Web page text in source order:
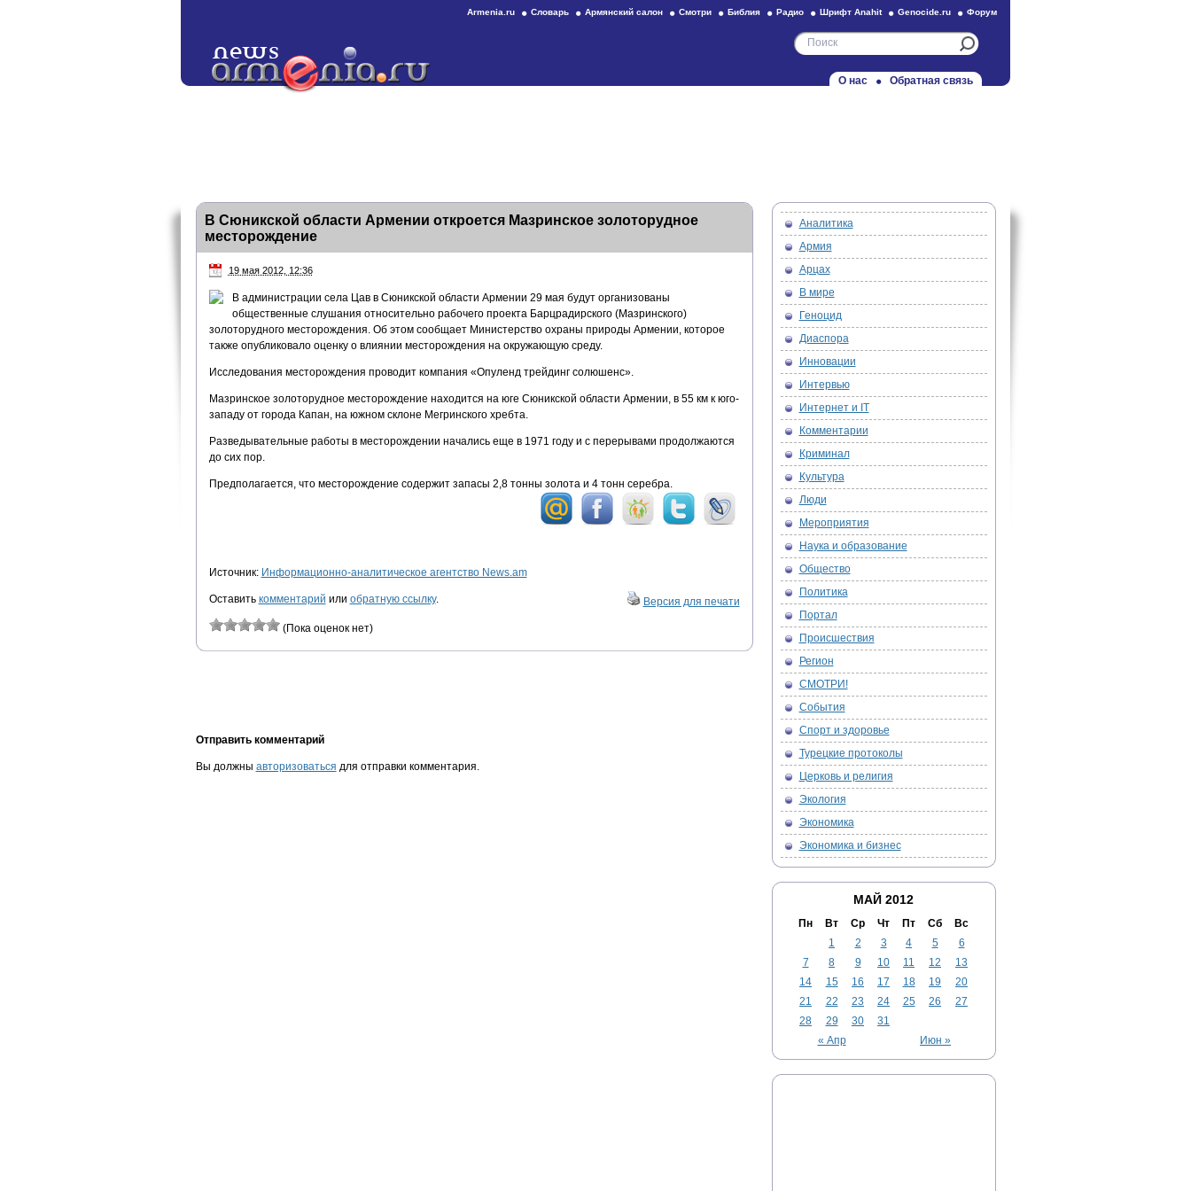
Armenia.ru Словарь Армянский салон Смотри Библия Радио Шрифт Anahit Genocide.ru Форум
О нас Обратная связь
В Сюникской области Армении откроется Мазринское золоторудное
месторождение
19 мая 2012, 12:36
В администрации села Цав в Сюникской области Армении 29 мая будут организованы
общественные слушания относительно рабочего проекта Барцрадирского (Мазринского)
золоторудного месторождения. Об этом сообщает Министерство охраны природы Армении, которое
также опубликовало оценку о влиянии месторождения на окружающую среду.
Исследования месторождения проводит компания «Опуленд трейдинг солюшенс».
Мазринское золоторудное месторождение находится на юге Сюникской области Армении, в 55 км к юго-
западу от города Капан, на южном склоне Мегринского хребта.
Разведывательные работы в месторождении начались еще в 1971 году и с перерывами продолжаются
до сих пор.
Предполагается, что месторождение содержит запасы 2,8 тонны золота и 4 тонн серебра.
Источник: Информационно-аналитическое агентство News.am
Оставить комментарий или обратную ссылку. Версия для печати
(Пока оценок нет)
Отправить комментарий
Вы должны авторизоваться для отправки комментария.
Аналитика
Армия
Арцах
В мире
Геноцид
Диаспора
Инновации
Интервью
Интернет и IT
Комментарии
Криминал
Культура
Люди
Мероприятия
Наука и образование
Общество
Политика
Портал
Происшествия
Регион
СМОТРИ!
События
Спорт и здоровье
Турецкие протоколы
Церковь и религия
Экология
Экономика
Экономика и бизнес
МАЙ 2012
Пн Вт Ср Чт Пт Сб Вс
« Апр Июн »
1 2 3 4 5
6
7
8 9 10 11 12
13
14
15 16 17 18 19
20
21
22 23 24 25 26
27
28
29 30 31